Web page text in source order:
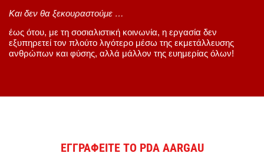
Και δεν θα ξεκουραστούμε …
έως ότου, με τη σοσιαλιστική κοινωνία, η εργασία δεν
εξυπηρετεί τον πλούτο λιγότερο μέσω της εκμετάλλευσης
ανθρώπων και φύσης, αλλά μάλλον της ευημερίας όλων!
ΕΓΓΡΑΦΕΙΤΕ ΤΟ PDA AARGAU